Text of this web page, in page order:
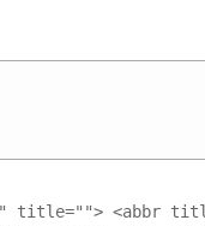
title=""> <abbr